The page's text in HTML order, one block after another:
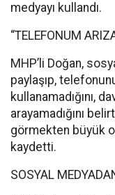
medyayı kullandı.
“TELEFONUM
MHP’li Doğan,
paylaşıp,
kullanamadığını,
arayamadığını
görmekten büyük
kaydetti.
SOSYAL